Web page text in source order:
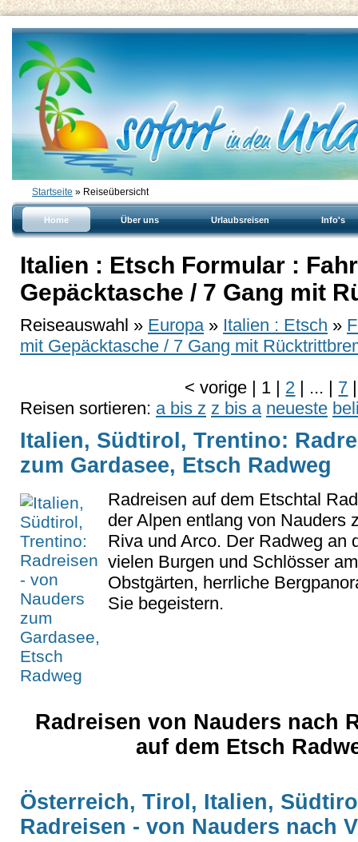
Startseite » Reiseübersicht
Home Über uns Urlaubsreisen Info's
Italien : Etsch Formular :
Gepäcktasche / 7 Gang mit
Reiseauswahl » Europa » Italien : Etsch »
mit Gepäcktasche / 7 Gang mit
<vorige | 1 | 2 | ... | 7 |
Reisen sortieren: a bis z z bis a neueste
Italien, Südtirol, Trentino:
zum Gardasee, Etsch Radweg
Radreisen auf dem Etschtal
der Alpen entlang von Nauders
Riva und Arco. Der Radweg an
vielen Burgen und Schlösser
Obstgärten, herrliche
Sie begeistern.
Radreisen von Nauders nach
auf dem Etsch
Österreich, Tirol, Italien,
Radreisen - von Nauders nach